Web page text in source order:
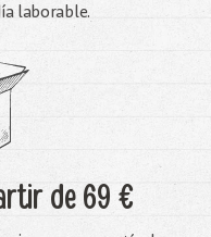
laborable.
de 69 €